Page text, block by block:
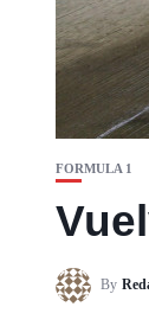
FORMULA 1
By